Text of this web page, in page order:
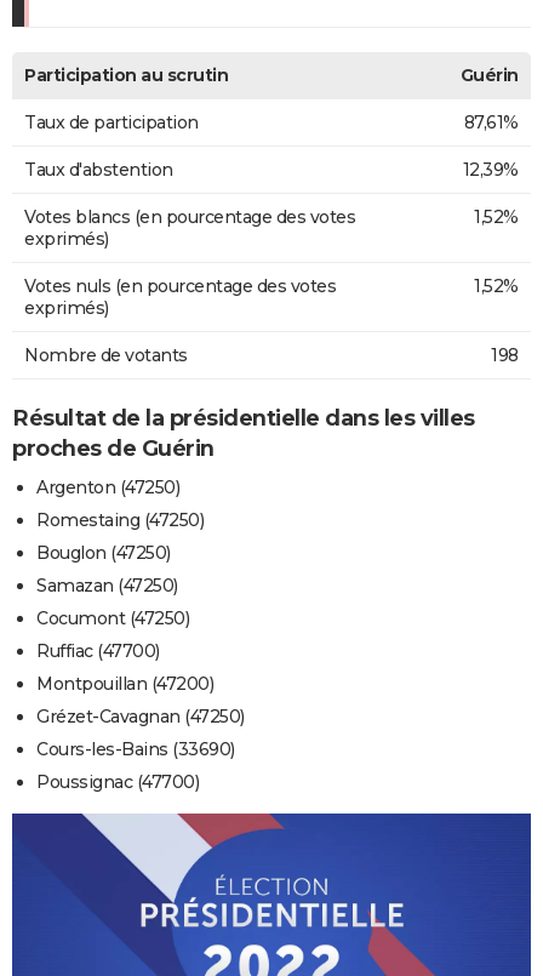
Participation au scrutin Guérin
Taux de participation 87,61%
Taux d'abstention 12,39%
Votes blancs (en pourcentage des votes
exprimés)
1,52%
Votes nuls (en pourcentage des votes
exprimés)
1,52%
Nombre de votants 198
Résultat de la présidentielle dans les villes
proches de Guérin
Argenton (47250)
Romestaing (47250)
Bouglon (47250)
Samazan (47250)
Cocumont (47250)
Ruffiac (47700)
Montpouillan (47200)
Grézet-Cavagnan (47250)
Cours-les-Bains (33690)
Poussignac (47700)